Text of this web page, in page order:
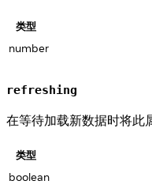
类型
number
refreshing
在等待加载新数据时将此
类型
boolean